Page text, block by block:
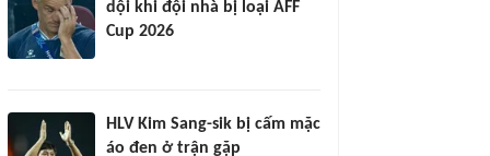
dội khi đội nhà bị loại AFF
Cup 2026
HLV Kim Sang-sik bị cấm mặc
áo đen ở trận gặp